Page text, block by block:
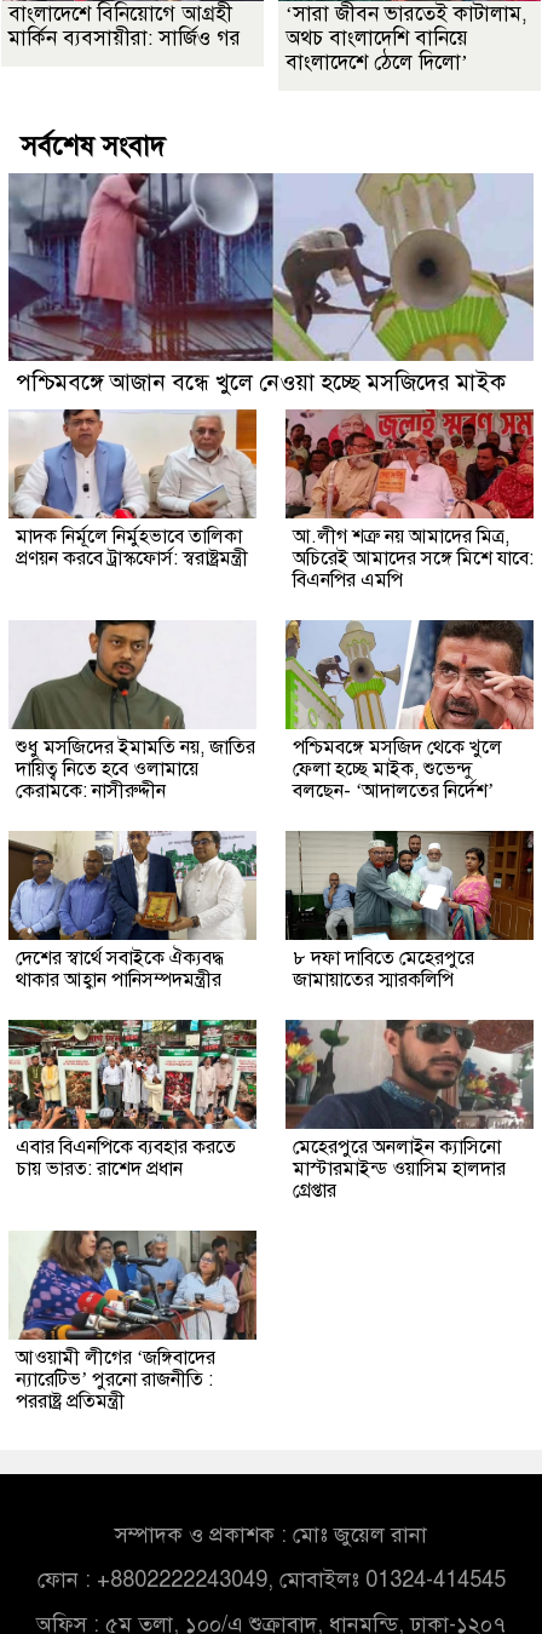
বাংলাদেশে বিনিয়োগে আগ্রহী
মার্কিন ব্যবসায়ীরা: সার্জিও গর
‘সারা জীবন ভারতেই কাটালাম,
অথচ বাংলাদেশি বানিয়ে
বাংলাদেশে ঠেলে দিলো’
সর্বশেষ সংবাদ
পশ্চিমবঙ্গে আজান বন্ধে খুলে নেওয়া হচ্ছে মসজিদের মাইক
মাদক নির্মূলে নির্মুহভাবে তালিকা
প্রণয়ন করবে ট্রাস্কফোর্স: স্বরাষ্ট্রমন্ত্রী
আ.লীগ শত্রু নয় আমাদের মিত্র,
অচিরেই আমাদের সঙ্গে মিশে যাবে:
বিএনপির এমপি
শুধু মসজিদের ইমামতি নয়, জাতির
দায়িত্ব নিতে হবে ওলামায়ে
কেরামকে: নাসীরুদ্দীন
পশ্চিমবঙ্গে মসজিদ থেকে খুলে
ফেলা হচ্ছে মাইক, শুভেন্দু
বলছেন- ‘আদালতের নির্দেশ’
দেশের স্বার্থে সবাইকে ঐক্যবদ্ধ
থাকার আহ্বান পানিসম্পদমন্ত্রীর
৮ দফা দাবিতে মেহেরপুরে
জামায়াতের স্মারকলিপি
এবার বিএনপিকে ব্যবহার করতে
চায় ভারত: রাশেদ প্রধান
মেহেরপুরে অনলাইন ক্যাসিনো
মাস্টারমাইন্ড ওয়াসিম হালদার
গ্রেপ্তার
আওয়ামী লীগের ‘জঙ্গিবাদের
ন্যারেটিভ’ পুরনো রাজনীতি :
পররাষ্ট্র প্রতিমন্ত্রী
সম্পাদক ও প্রকাশক : মোঃ জুয়েল রানা
ফোন : +8802222243049, মোবাইলঃ 01324-414545
অফিস : ৫ম তলা, ১০০/এ শুক্রাবাদ, ধানমন্ডি, ঢাকা-১২০৭